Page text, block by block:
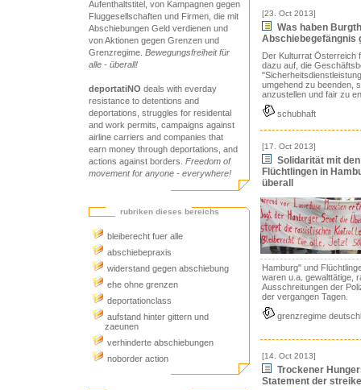
Aufenthaltstitel, von Kampagnen gegen
Fluggesellschaften und Firmen, die mit
Abschiebungen Geld verdienen und
von Aktionen gegen Grenzen und
Grenzregime. Bewegungsfreiheit für
alle - überall!
deportatiNO deals with everday
resistance to detentions and
deportations, struggles for residental
and work permits, campaigns against
airline carriers and companies that
earn money through deportations, and
actions against borders. Freedom of
movement for anyone - everywhere!
rubriken dieses bereichs
bleiberecht fuer alle
abschiebepraxis
widerstand gegen abschiebung
ehe ohne grenzen
deportationclass
aufstand hinter gittern und
zaeunen
verhinderte abschiebungen
noborder action
[23. Oct 2013]
Was haben
Abschiebegefängnis
Der Kulturrat Österreich
dazu auf, die
umgehend zu beenden,
anzustellen und fair zu
schubhaft
[17. Oct 2013]
Solidarität mit
Flüchtlingen in
überall
Hamburg" und
waren u.a. gewalttätige,
Ausschreitungen der
der vergangen Tagen.
grenzregime
[14. Oct 2013]
Trockener
Statement der